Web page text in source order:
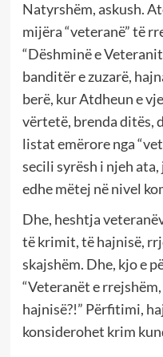
Natyrshëm, askush.
mijëra “veteranë” të
“Dëshminë e
banditër e zuzarë,
berë, kur Atdheun e
vërtetë, brenda ditës,
listat emërore nga
secili syrësh i njeh
edhe mëtej në nivel
Dhe, heshtja
të krimit, të hajnisë,
skajshëm. Dhe, kjo e
“Veteranët e
hajnisë?!” Përfitimi,
konsiderohet krim